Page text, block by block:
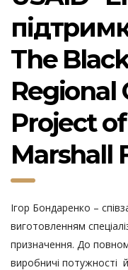
The
Regional
Project
Marshall
Ігор Бондаренко –
виготовленням
призначення. До
виробничі потужності